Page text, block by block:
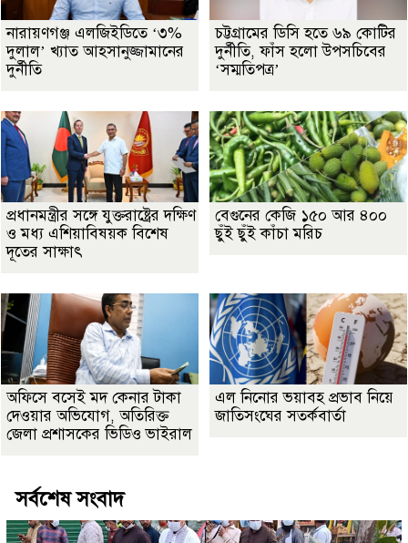
নারায়ণগঞ্জ এলজিইডিতে ‘৩%
দুলাল’ খ্যাত আহসানুজ্জামানের
দুর্নীতি
চট্টগ্রামের ডিসি হতে ৬৯ কোটির
দুর্নীতি, ফাঁস হলো উপসচিবের
‘সম্মতিপত্র’
প্রধানমন্ত্রীর সঙ্গে যুক্তরাষ্ট্রের দক্ষিণ
ও মধ্য এশিয়াবিষয়ক বিশেষ
দূতের সাক্ষাৎ
বেগুনের কেজি ১৫০ আর ৪০০
ছুঁই ছুঁই কাঁচা মরিচ
অফিসে বসেই মদ কেনার টাকা
দেওয়ার অভিযোগ, অতিরিক্ত
জেলা প্রশাসকের ভিডিও ভাইরাল
এল নিনোর ভয়াবহ প্রভাব নিয়ে
জাতিসংঘের সতর্কবার্তা
সর্বশেষ সংবাদ